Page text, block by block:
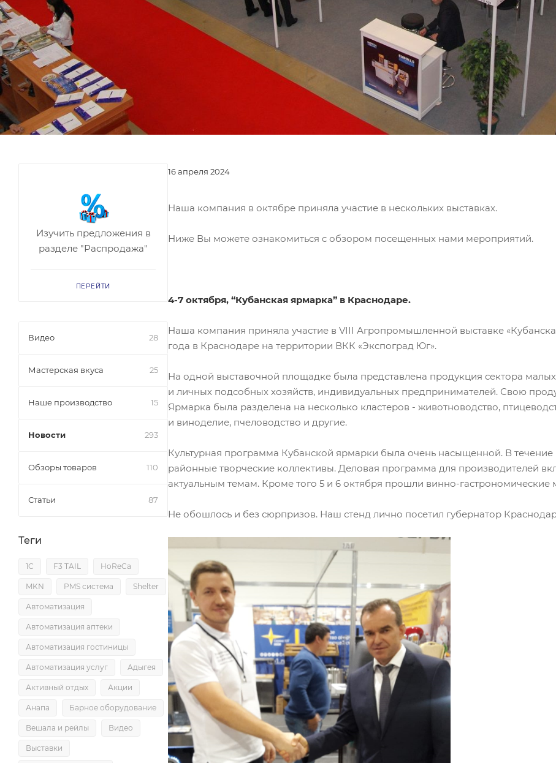
16 апреля 2024
Наша компания в октябре приняла участие в нескольких выставках.
Ниже Вы можете ознакомиться с обзором посещенных нами мероприятий.
4-7 октября, “Кубанская ярмарка” в Краснодаре.
Наша компания приняла участие в VIII Агропромышленной выставке
года в Краснодаре на территории ВКК «Экспоград Юг».
На одной выставочной площадке была представлена продукция сектора
и личных подсобных хозяйств, индивидуальных предпринимателей. Свою
Ярмарка была разделена на несколько кластеров - животноводство,
и виноделие, пчеловодство и другие.
Культурная программа Кубанской ярмарки была очень насыщенной. В
районные творческие коллективы. Деловая программа для производителей
актуальным темам. Кроме того 5 и 6 октября прошли винно-гастрономические
Не обошлось и без сюрпризов. Наш стенд лично посетил губернатор
Изучить предложения в
разделе "Распродажа"
ПЕРЕЙТИ
Видео 28
Мастерская вкуса 25
Наше производство 15
Новости 293
Обзоры товаров 110
Статьи 87
Теги
1С F3 TAIL HoReCa
MKN PMS система Shelter
Автоматизация
Автоматизация аптеки
Автоматизация гостиницы
Автоматизация услуг Адыгея
Активный отдых Акции
Анапа Барное оборудование
Вешала и рейлы Видео
Выставки